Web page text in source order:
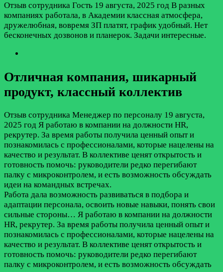
Отзыв сотрудника Гость 19 августа, 2025 год В разных
компаниях работала, в Академии классная атмосфера,
дружелюбная, вовремя ЗП платят, график удобный. Нет
бесконечных дозвонов и планерок. Задачи интересные.
Отличная компания, шикарный
продукт, классный коллектив
Отзыв сотрудника Менеджер по персоналу 19 августа,
2025 год Я работаю в компании на должности HR,
рекрутер. За время работы получила ценный опыт и
познакомилась с профессионалами, которые нацелены на
качество и результат. В коллективе ценят открытость и
готовность помочь: руководители редко перегибают
палку с микроконтролем, и есть возможность обсуждать
идеи на командных встречах.
Работа дала возможность развиваться в подбора и
адаптации персонала, освоить новые навыки, понять свои
сильные стороны… Я работаю в компании на должности
HR, рекрутер. За время работы получила ценный опыт и
познакомилась с профессионалами, которые нацелены на
качество и результат. В коллективе ценят открытость и
готовность помочь: руководители редко перегибают
палку с микроконтролем, и есть возможность обсуждать